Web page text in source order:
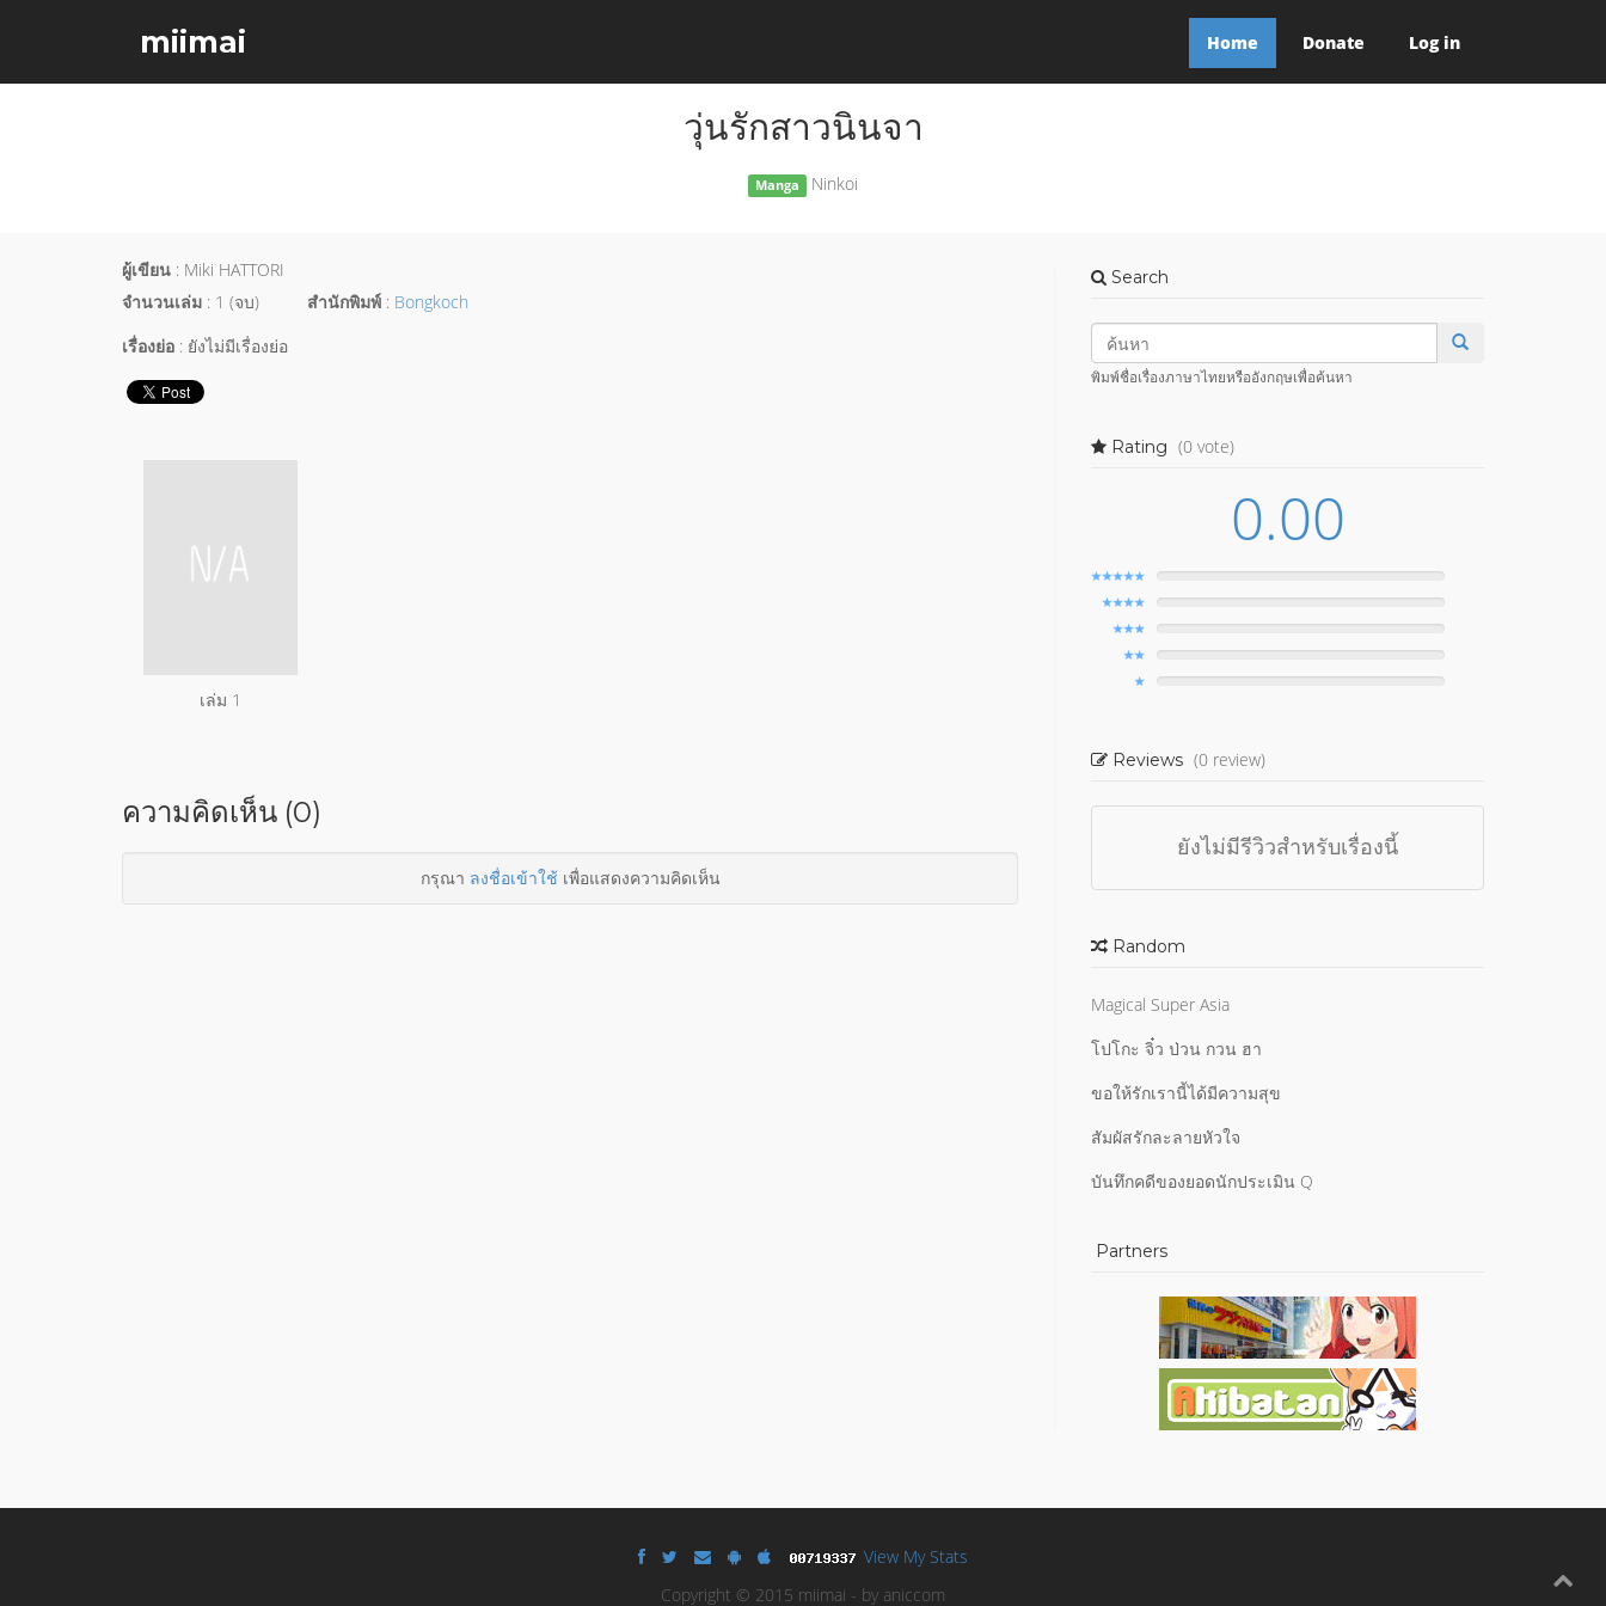
miimai Home Donate Log in
วุ่นรักสาวนินจา
Manga Ninkoi
ผู้เขียน : Miki HATTORI
จำนวนเล่ม : 1 (จบ) สำนักพิมพ์ : Bongkoch
เรื่องย่อ : ยังไม่มีเรื่องย่อ
เล่ม 1
ความคิดเห็น (0)
กรุณา ลงชื่อเข้าใช้เพื่อแสดงความคิดเห็น
Search
พิมพ์ชื่อเรื่องภาษาไทยหรืออังกฤษเพื่อค้นหา
Rating (0 vote)
0.00
Reviews (0 review)
ยังไม่มีรีวิวสำหรับเรื่องนี้
Random
Magical Super Asia
โปโกะ จิ๋ว ป่วน กวน ฮา
ขอให้รักเรานี้ได้มีความสุข
สัมผัสรักละลายหัวใจ
บันทึกคดีของยอดนักประเมิน Q
Partners
View My Stats
Copyright © 2015 miimai - by aniccom